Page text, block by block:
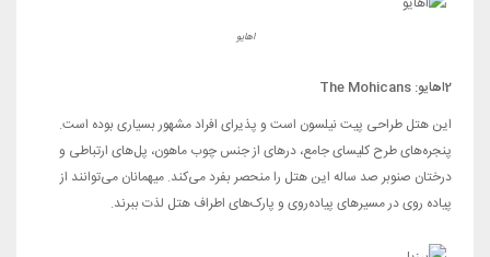
اهایو
2اهایو: The Mohicans
این هتل طراحی پیت نیلسون است و پذیرای افراد مشهور بسیاری بوده است.
پنجره‌های طرح کلیسای جامع، درهای از جنس چوب ماهون، پل‌های ارتباطی و
درختان صنوبر صد ساله این هتل را منحصر بفرد می‌کند. میهمانان می‌توانند از
پیاده روی در مسیرهای پیاده‌روی و پارک‌های اطراف هتل لذت ببرند.